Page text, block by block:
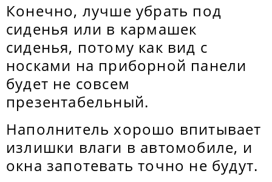
Конечно, лучше убрать под
сиденья или в кармашек
сиденья, потому как вид с
носками на приборной панели
будет не совсем
презентабельный.
Наполнитель хорошо впитывает
излишки влаги в автомобиле, и
окна запотевать точно не будут.